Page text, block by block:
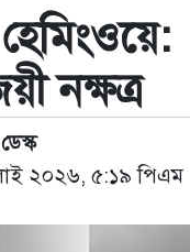
নক্ষত্র
২০২৬, ৫:১৯ পিএম